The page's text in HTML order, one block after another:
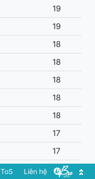
19
19
18
18
18
18
18
17
17
17
ToS Liên hệ